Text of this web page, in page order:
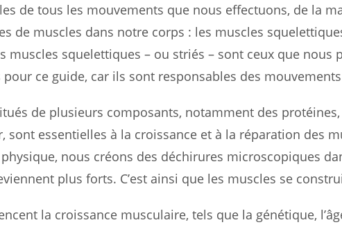
de tous les mouvements que nous effectuons, de la
de muscles dans notre corps : les muscles
muscles squelettiques – ou striés – sont ceux que
ce guide, car ils sont responsables des
de plusieurs composants, notamment des protéines,
sont essentielles à la croissance et à la réparation des
nous créons des déchirures microscopiques
plus forts. C’est ainsi que les muscles se
la croissance musculaire, tels que la génétique,